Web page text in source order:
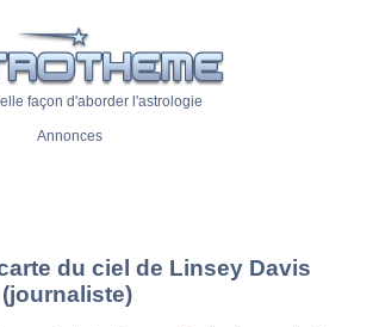
façon d'aborder l'astrologie
Annonces
du ciel de Linsey Davis
(journaliste)